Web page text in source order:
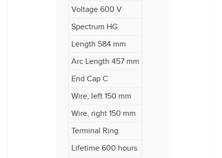
Voltage 600 V
Spectrum HG
Length 584 mm
Arc Length 457 mm
End Cap C
Wire, left 150 mm
Wire, right 150 mm
Terminal Ring
Lifetime 600 hours